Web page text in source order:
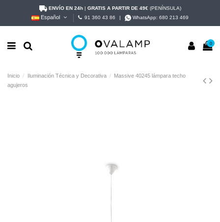
ENVÍO EN 24h| GRATIS A PARTIR DE 49€ (PENÍNSULA)
Español 91 360 43 86 WhatsApp:680 213 469
0
Inicio Iluminación Técnica y Decorativa
Massive 40245 lámpara techo
agujeros